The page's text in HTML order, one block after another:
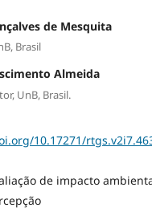
de Mesquita
Brasil
Almeida
UnB, Brasil.
10.17271/
de impacto